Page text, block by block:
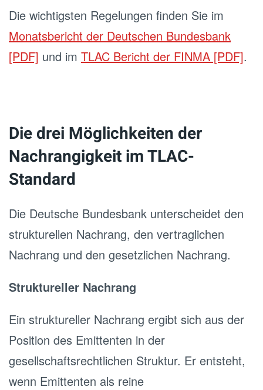
Die wichtigsten Regelungen finden Sie im
Monatsbericht der Deutschen Bundesbank
[PDF] und im TLAC Bericht der FINMA [PDF].
Die drei Möglichkeiten der
Nachrangigkeit im TLAC-
Standard
Die Deutsche Bundesbank unterscheidet den
strukturellen Nachrang, den vertraglichen
Nachrang und den gesetzlichen Nachrang.
Struktureller Nachrang
Ein struktureller Nachrang ergibt sich aus der
Position des Emittenten in der
gesellschaftsrechtlichen Struktur. Er entsteht,
wenn Emittenten als reine